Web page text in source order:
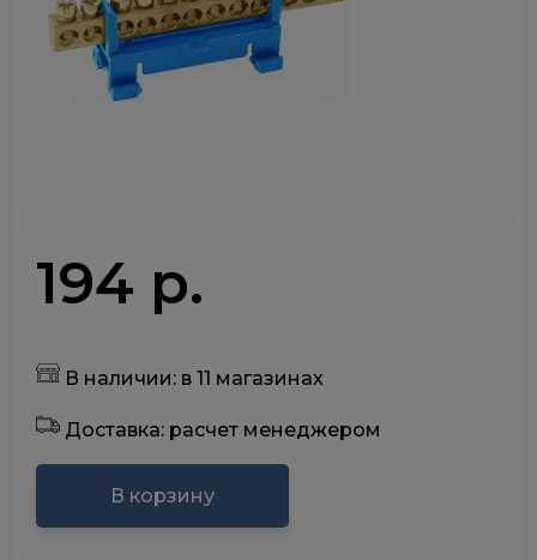
194 р.
В наличии: в 11 магазинах
Доставка: расчет менеджером
В корзину